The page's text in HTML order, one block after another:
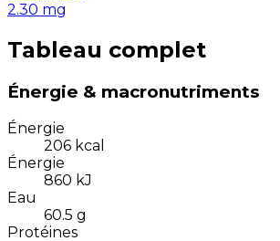
2.30 mg
Tableau complet
Énergie & macronutriments
Énergie
206 kcal
Énergie
860 kJ
Eau
60.5 g
Protéines